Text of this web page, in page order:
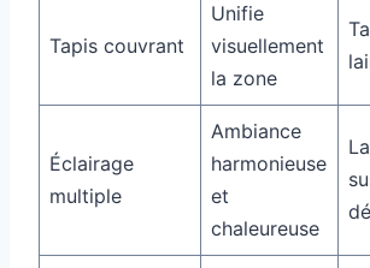
Tapis couvrant
Unifie
visuellement
la zone
Éclairage
multiple
Ambiance
harmonieuse
et
chaleureuse